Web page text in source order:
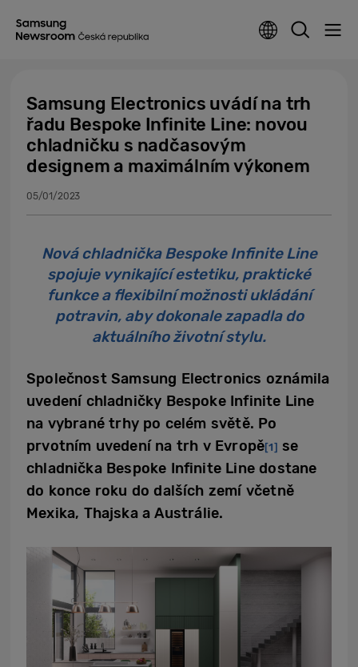
Samsung Electronics uvádí na trh
řadu Bespoke Infinite Line: novou
chladničku s nadčasovým
designem a maximálním výkonem
05/01/2023
Nová chladnička Bespoke Infinite Line
spojuje vynikající estetiku, praktické
funkce a flexibilní možnosti ukládání
potravin, aby dokonale zapadla do
aktuálního životní stylu.
Společnost Samsung Electronics oznámila
uvedení chladničky Bespoke Infinite Line
na vybrané trhy po celém světě. Po
prvotním uvedení na trh v Evropě[1] se
chladnička Bespoke Infinite Line dostane
do konce roku do dalších zemí včetně
Mexika, Thajska a Austrálie.